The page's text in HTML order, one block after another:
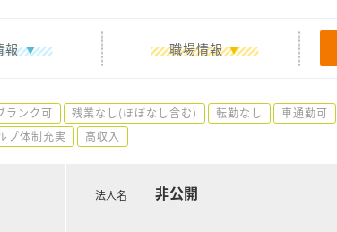
報 職場情報
ランク可 残業なし(ほぼなし含む) 転勤なし 車通勤可
プ体制充実 高収入
法人名 非公開